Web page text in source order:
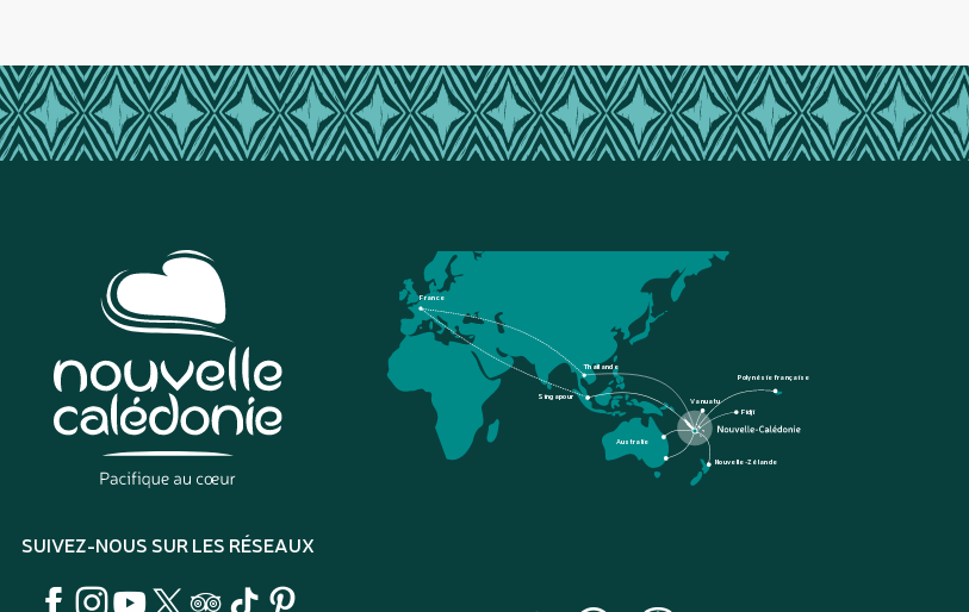
SUIVEZ-NOUS SUR LES RÉSEAUX
France
Polynésie française
Fidji
Nouvelle-Zélande
Australie
Singapour
Thaïlande
Vanuatu